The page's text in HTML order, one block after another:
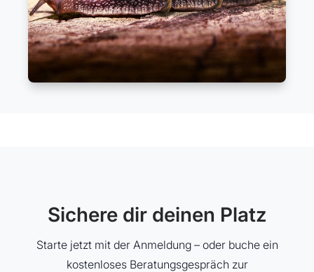
Sichere dir deinen Platz
Starte jetzt mit der Anmeldung – oder buche ein
kostenloses Beratungsgespräch zur